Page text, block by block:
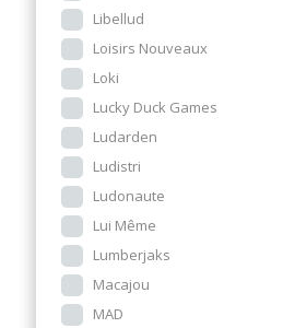
Libellud
Loisirs Nouveaux
Loki
Lucky Duck Games
Ludarden
Ludistri
Ludonaute
Lui Même
Lumberjaks
Macajou
MAD